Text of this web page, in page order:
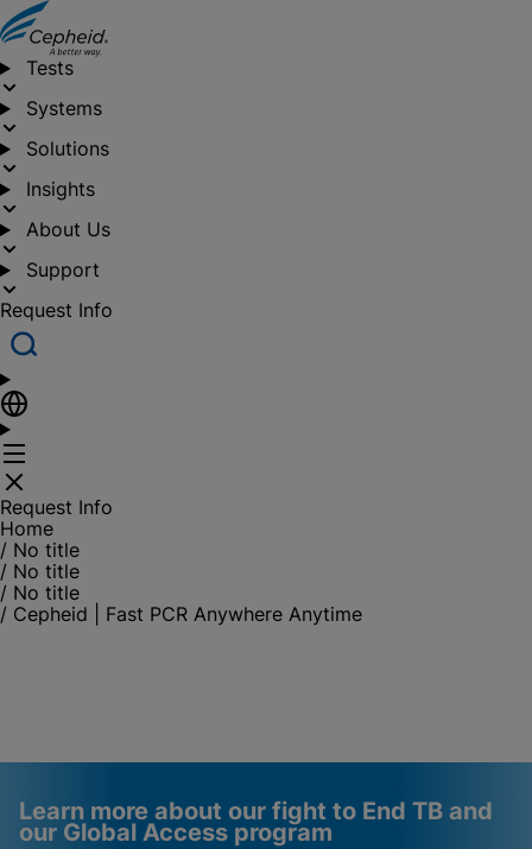
Tests
Systems
Solutions
Insights
About Us
Support
Request Info
Request Info
Home
/ No title
/ No title
/ No title
/ Cepheid | Fast PCR Anywhere Anytime
Learn more about our fight to End TB and
our Global Access program